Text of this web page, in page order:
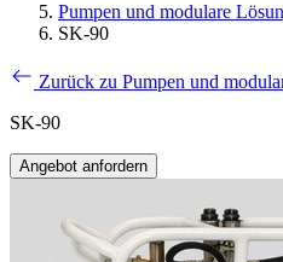
Pumpen und modulare
SK-90
Zurück zu Pumpen und
SK-90
Angebot anfordern